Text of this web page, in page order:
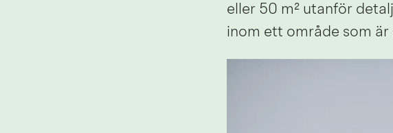
eller 50 m² utanför
inom ett område som